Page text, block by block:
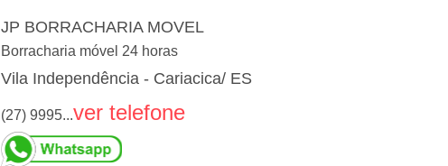
JP BORRACHARIA MOVEL
Borracharia móvel 24 horas
Vila Independência - Cariacica/ ES
(27) 9995...ver telefone